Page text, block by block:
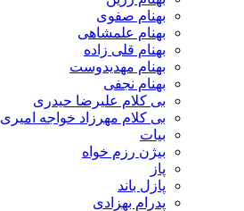
بهنام صفوی
بهنام علمشاهی
بهنام قلی زاده
بهنام مهدیدوست
بهنام نجفی
بی کلام علیرضا حیدری
بی کلام مهرزاد خواجه امیری
بیات
بیژن رزم خواه
پاز
پازل باند
پدرام بهزادی